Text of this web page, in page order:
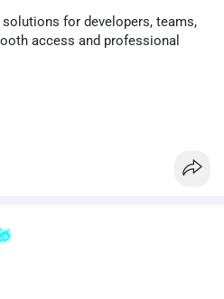
for developers, teams,
access and professional